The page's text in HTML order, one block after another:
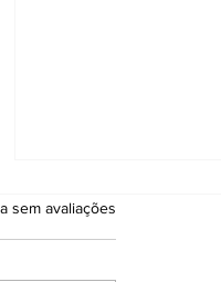
5 estrelas.
sem avaliações